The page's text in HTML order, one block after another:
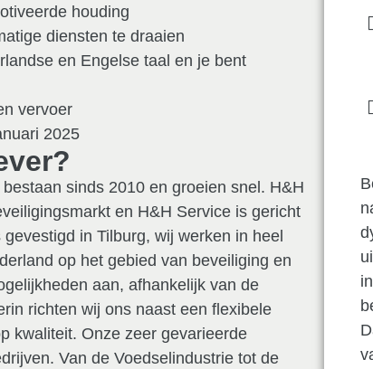
houding
diensten te draaien
en Engelse taal en je bent
vervoer
2025
sinds 2010 en groeien snel. H&H
en H&H Service is gericht
in Tilburg, wij werken in heel
op het gebied van beveiliging en
aan, afhankelijk van de
richten wij ons naast een flexibele
kwaliteit. Onze zeer gevarieerde
Van de Voedselindustrie tot de